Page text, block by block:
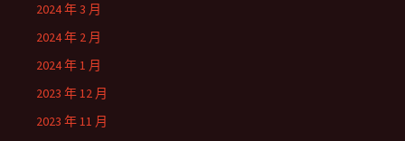
2024 年 3 月
2024 年 2 月
2024 年 1 月
2023 年 12 月
2023 年 11 月